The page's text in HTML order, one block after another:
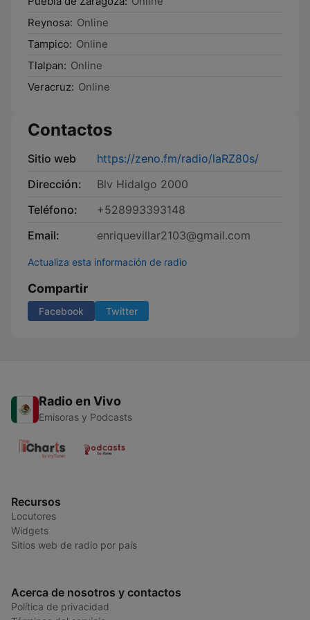
Reynosa: Online
Tampico: Online
Tlalpan: Online
Veracruz: Online
Contactos
Sitio web
https://zeno.fm/radio/laRZ80s/
Dirección:
Blv Hidalgo 2000
Teléfono:
+528993393148
Email:
enriquevillar2103@gmail.com
Actualiza esta información de radio
Compartir
Facebook Twitter
Radio en Vivo
Emisoras y Podcasts
Recursos
Locutores
Widgets
Sitios web de radio por país
Acerca de nosotros y contactos
Política de privacidad